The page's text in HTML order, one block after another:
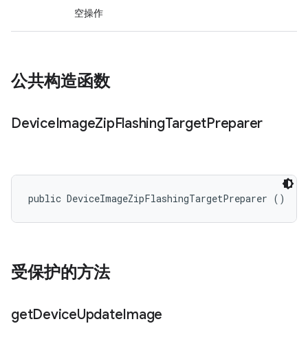
空操作
公共构造函数
DeviceImageZipFlashingTargetPreparer
public DeviceImageZipFlashingTargetPreparer ()
受保护的方法
getDeviceUpdateImage